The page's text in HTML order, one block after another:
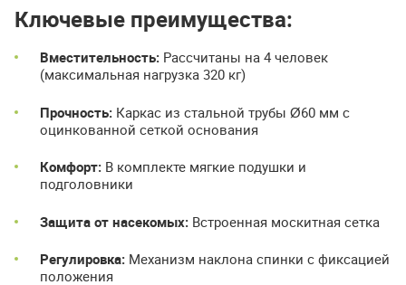
Ключевые преимущества:
Вместительность: Рассчитаны на 4 человек
(максимальная нагрузка 320 кг)
Прочность: Каркас из стальной трубы Ø60 мм с
оцинкованной сеткой основания
Комфорт: В комплекте мягкие подушки и
подголовники
Защита от насекомых: Встроенная москитная сетка
Регулировка: Механизм наклона спинки с фиксацией
положения